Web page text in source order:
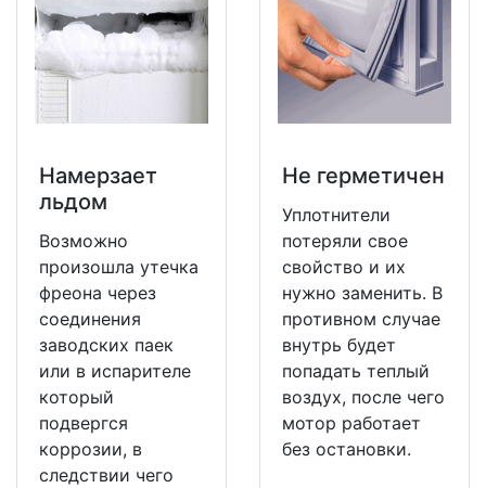
Намерзает
льдом
Возможно
произошла утечка
фреона через
соединения
заводских паек
или в испарителе
который
подвергся
коррозии, в
следствии чего
Не герметичен
Уплотнители
потеряли свое
свойство и их
нужно заменить. В
противном случае
внутрь будет
попадать теплый
воздух, после чего
мотор работает
без остановки.